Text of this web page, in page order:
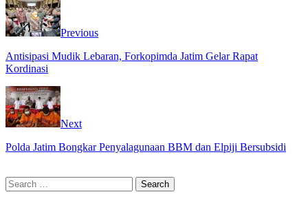
Previous
Antisipasi Mudik Lebaran, Forkopimda Jatim Gelar Rapat
Kordinasi
Next
Polda Jatim Bongkar Penyalagunaan BBM dan Elpiji Bersubsidi
Search
for: